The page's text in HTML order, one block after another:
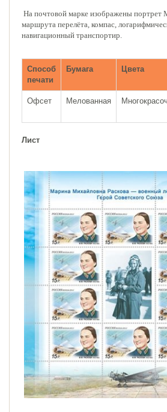
На почтовой марке изображены портрет
маршрута перелёта, компас,
навигационный транспортир.
Способ
печати
Бумага Цвета
Офсет Мелованная
Лист